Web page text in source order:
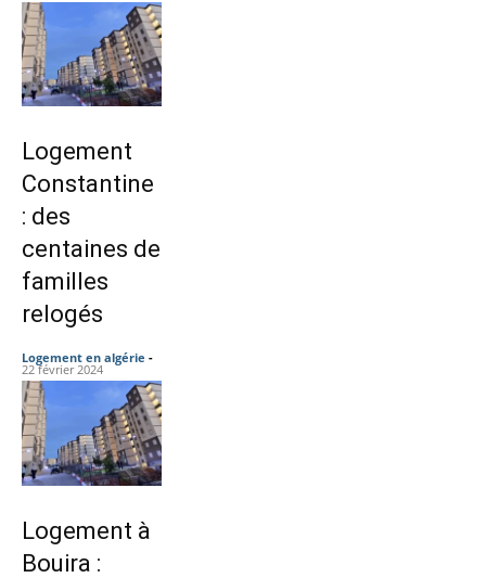
Logement
Constantine
: des
centaines de
familles
relogés
Logement en algérie -
22 février 2024
Logement à
Bouira :